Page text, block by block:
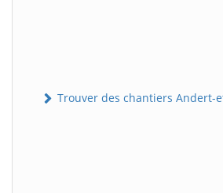
Trouver des chantiers Andert-